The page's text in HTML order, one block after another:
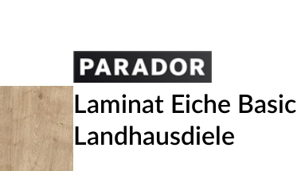
Laminat Eiche
Landhausdiele